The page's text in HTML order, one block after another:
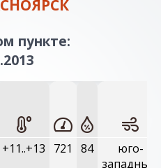
пункте:
+11..+13 721 84
юго-
западный,